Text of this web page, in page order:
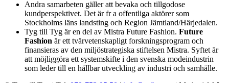
Andra samarbeten gäller att bevaka och tillgodose
kundperspektivet. Det är fr a offentliga aktörer som
Stockholms läns landsting och Region Jämtland/Härjedalen.
Tyg till Tyg är en del av Mistra Future Fashion. Future
Fashion är ett tvärvetenskapligt forskningsprogram och
finansieras av den miljöstrategiska stiftelsen Mistra. Syftet är
att möjliggöra ett systemskifte i den svenska modeindustrin
som leder till en hållbar utveckling av industri och samhälle.